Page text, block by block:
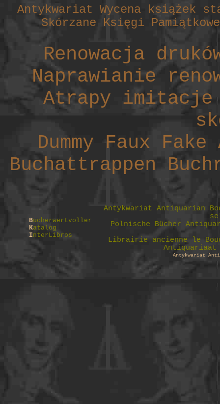
Antykwariat Wycena książek
Skórzane Księgi
Renowacja
Naprawianie
Atrapy imitacje
Dummy Faux
Buchattrappen
Bücherwertvoller
Katalog
InterLibros
Antykwariat Antiquarian
Polnische Bücher
Librairie ancienne le
Antiquariaat
Antykwariat